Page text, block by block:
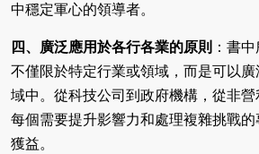
中穩定軍心的領導者。
四、廣泛應用於各行各業的原則 ：書
不僅限於特定行業或領域，而是可以
域中。從科技公司到政府機構，從非營
每個需要提升影響力和處理複雜挑戰
獲益。